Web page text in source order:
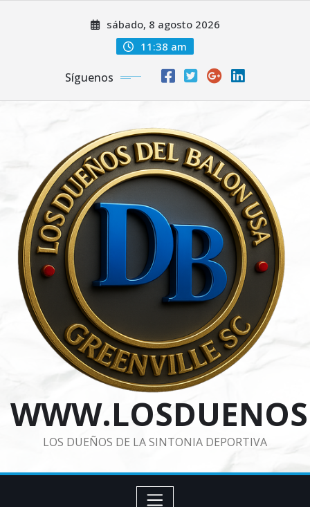
sábado, 8 agosto 2026
11:38 am
Síguenos
LOS DUEÑOS DE LA SINTONIA DEPORTIVA